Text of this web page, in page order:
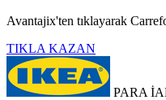
Avantajix'ten tıklayarak
TIKLA KAZAN
PARA